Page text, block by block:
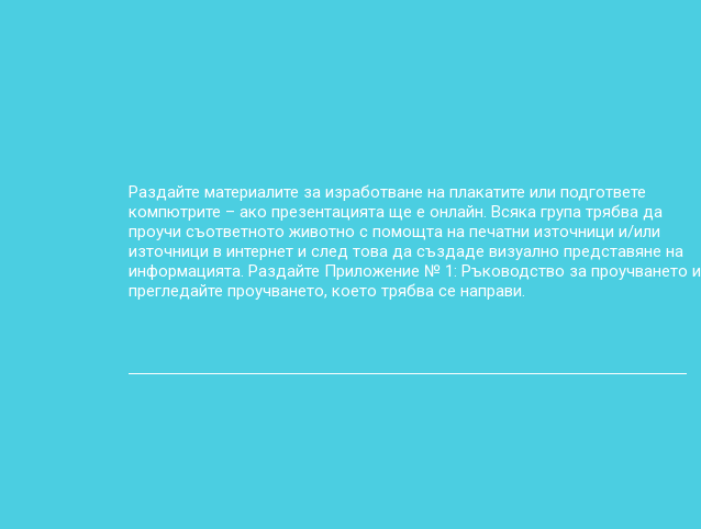
Раздайте материалите за изработване на плакатите или подгответе
компютрите – ако презентацията ще е онлайн. Всяка група трябва да
проучи съответното животно с помощта на печатни източници и/или
източници в интернет и след това да създаде визуално представяне на
информацията. Раздайте Приложение № 1: Ръководство за проучването и
прегледайте проучването, което трябва се направи.